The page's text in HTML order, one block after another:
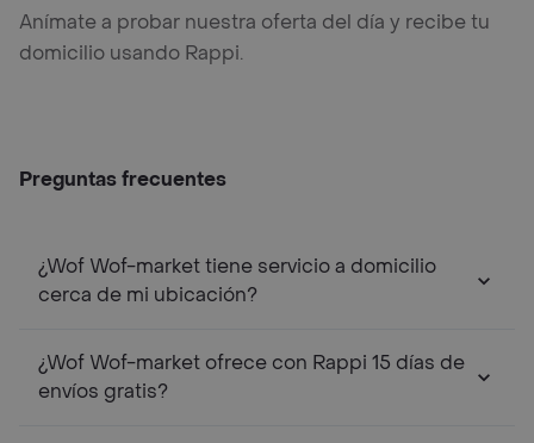
Anímate a probar nuestra oferta del día y recibe tu
domicilio usando Rappi.
Preguntas frecuentes
¿Wof Wof-market tiene servicio a domicilio
cerca de mi ubicación?
¿Wof Wof-market ofrece con Rappi 15 días de
envíos gratis?